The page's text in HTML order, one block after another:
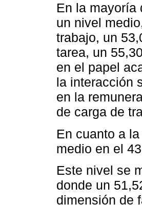
En la mayoría
un nivel
trabajo, un
tarea, un
en el papel
la interacción
en la
de carga de
En cuanto a
medio en el
Este nivel se
donde un
dimensión de